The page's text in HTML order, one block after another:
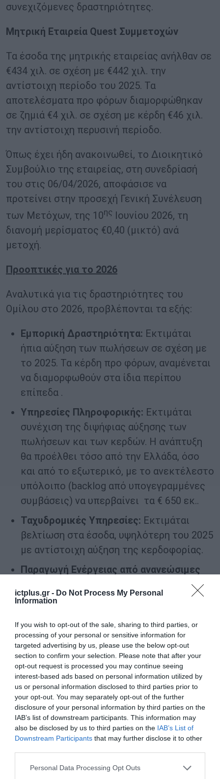
ictplus.gr - Do Not Process My Personal
Information
If you wish to opt-out of the sale, sharing to third parties, or
processing of your personal or sensitive information for
targeted advertising by us, please use the below opt-out
section to confirm your selection. Please note that after your
opt-out request is processed you may continue seeing
interest-based ads based on personal information utilized by
us or personal information disclosed to third parties prior to
your opt-out. You may separately opt-out of the further
disclosure of your personal information by third parties on the
IAB’s list of downstream participants. This information may
also be disclosed by us to third parties on the IAB’s List of
Downstream Participants that may further disclose it to other
Please note that this website/app uses one or more Google
Personal Data Processing Opt Outs
συνεχιζόμενες δραστηριότητες.
Μητρική Εταιρεία Quest Συμμετοχών
Τα έσοδα της μητρικής εταιρείας ανήλθαν σε
€434 χιλ. σε σχέση με €442 χιλ. την
αντίστοιχη περίοδο του 2025. Τα
αποτελέσματα προ φόρων διαμορφώθηκαν
σε ζημιά €4 χιλ. σε σχέση με κέρδη €46 χιλ.
την αντίστοιχη περυσινή περίοδο.
Όπως έχει ήδη ανακοινωθεί, το Διοικητικό
Συμβούλιο της εταιρείας, στη συνεδρίασή
του στις 06/04/2026, αποφάσισε να
προτείνει στην προσεχή Γενική Συνέλευση
των Μετόχων, της 10ης Ιουνίου 2026, τη
διανομή μερίσματος €0,40 (μικτό) ανά
μετοχή.
Προοπτικές για το 2026
Αναλυτικά για τις δραστηριότητες του
Ομίλου στο 2026, προβλέπονται τα εξής:
Εμπορική Δραστηριότητα: Εκτιμάται
ήπια αύξηση των πωλήσεων σε σχέση με
το 2025. Τα κέρδη προ φόρων, αναμένεται
να διαμορφωθούν στα ίδια περίπου
επίπεδα .
Υπηρεσίες Πληροφορικής: Εκτιμάται
συνέχιση της διψήφιας αύξησης των
πωλήσεων και των κερδών. Η ανάπτυξη
θα προέλθει τόσο από την Ελλάδα, όσο
και από το εξωτερικό, με το ανεκτέλεστο
υπόλοιπο (backlog από υπογεγραμμένες
συμβάσεις) να υπερβαίνει τα € 650 εκ..
Ταχυδρομικές Υπηρεσίες: Εκτιμάται
βελτίωση στα έσοδα, υψηλότερη του 2025
με αντίστοιχη αύξηση της κερδοφορίας.
Παραγωγή Ενέργειας από ανανεώσιμες
δραστηριότητας θα είναι σημαντικά
πάρκων ισχύος 36,7MW. Αναμένονται
πωλήσεις €1 εκ. περίπου, με EBITDA και
EBT περί το 50% και 15% των πωλήσεων
αντίστοιχα.
Συμπερασματικά για το σύνολο του 2026, οι
αρχικές εκτιμήσεις προβλέπουν ήπια
ανάπτυξη πωλήσεων, ενώ η λειτουργική
κερδοφορία EBITDA και τα κέρδη προ φόρων
θα κυμανθούν στα ίδια επίπεδα, λόγω της
πώλησης του μεγαλύτερου μέρους του